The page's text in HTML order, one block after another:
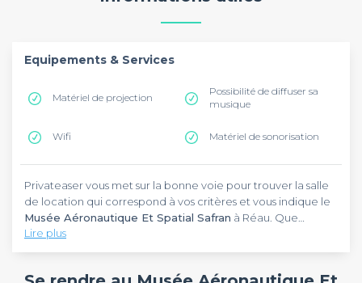
Equipements & Services
Matériel de projection
Possibilité de diffuser sa
musique
Wifi Matériel de sonorisation
Privateaser vous met sur la bonne voie pour trouver la salle
de location qui correspond à vos critères et vous indique le
Musée Aéronautique Et Spatial Safran à Réau. Que
demander de mieux qu'une salle de location près du
Château de Fontainebleau et des Gorges d'Apremont ? Cet
LeMusée Aéronautique Et Spatial Safrandispose, pour les
Lire plus